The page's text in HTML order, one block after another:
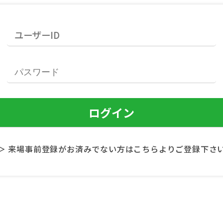
来場事前登録がお済みでない方はこちらよりご登録下さ